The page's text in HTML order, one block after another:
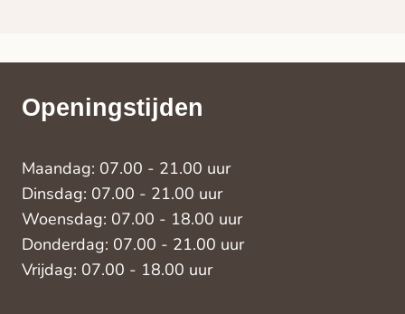
Openingstijden
Maandag: 07.00 - 21.00 uur
Dinsdag: 07.00 - 21.00 uur
Woensdag: 07.00 - 18.00 uur
Donderdag: 07.00 - 21.00 uur
Vrijdag: 07.00 - 18.00 uur